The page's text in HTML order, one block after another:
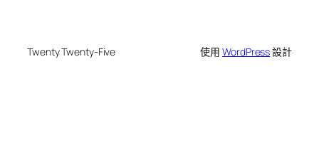
Twenty Twenty-Five 使用WordPress設計